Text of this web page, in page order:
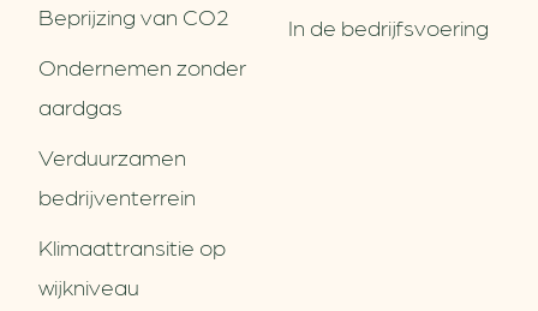
Beprijzing van CO2
Ondernemen zonder
aardgas
Verduurzamen
bedrijventerrein
Klimaattransitie op
wijkniveau
In de bedrijfsvoering